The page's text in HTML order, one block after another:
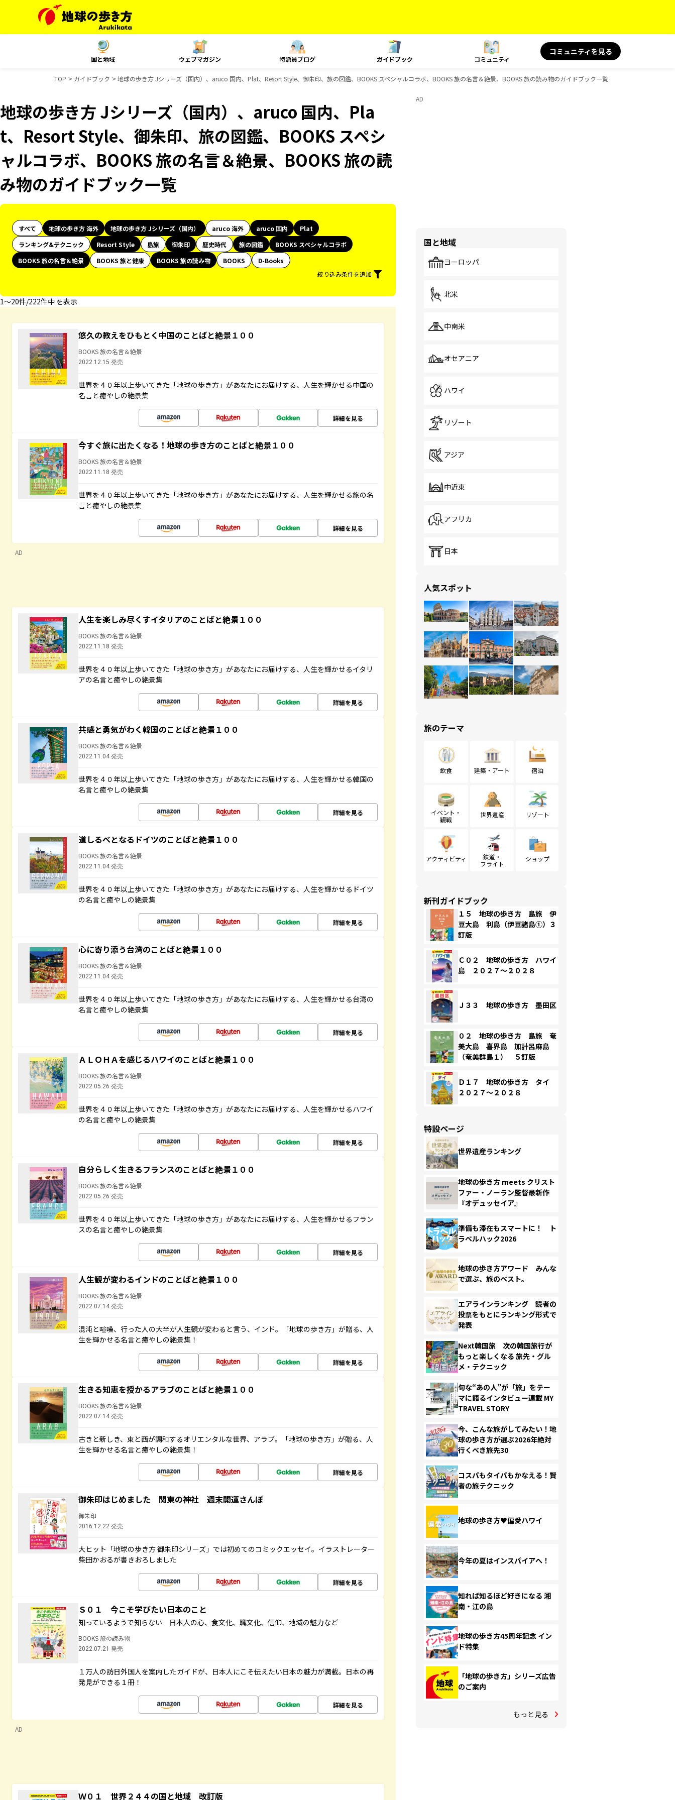
国と地域 ウェブマガジン 特派員ブログ ガイドブック コミュニティ
コミュニティを見る
TOP ガイドブック 地球の歩き方 Jシリーズ（国内）、aruco 国内、Plat、Resort Style、御朱印、旅の図鑑、BOOKS スペシャルコラボ、BOOKS 旅の名言＆絶景、BOOKS 旅の読み物のガイドブック一覧
地球の歩き方 Jシリーズ（国内）、aruco 国内、Pla
t、Resort Style、御朱印、旅の図鑑、BOOKS スペシ
ャルコラボ、BOOKS 旅の名言＆絶景、BOOKS 旅の読
み物のガイドブック一覧
すべて 地球の歩き方 海外 地球の歩き方 Jシリーズ（国内） aruco 海外 aruco 国内
Plat
ランキング&テクニック
Resort Style 島旅 御朱印 歴史時代 旅の図鑑
BOOKS スペシャルコラボ
BOOKS 旅の名言＆絶景
BOOKS 旅と健康 BOOKS 旅の読み物 BOOKS
D-Books
絞り込み条件を追加
1〜20件/222件中 を表示
悠久の教えをひもとく中国のことばと絶景１００
BOOKS 旅の名言＆絶景
2022.12.15 発売
世界を４０年以上歩いてきた「地球の歩き方」があなたにお届けする、人生を輝かせる中国の
名言と癒やしの絶景集
詳細を見る
今すぐ旅に出たくなる！地球の歩き方のことばと絶景１００
BOOKS 旅の名言＆絶景
2022.11.18 発売
世界を４０年以上歩いてきた「地球の歩き方」があなたにお届けする、人生を輝かせる旅の名
言と癒やしの絶景集
詳細を見る
AD
人生を楽しみ尽くすイタリアのことばと絶景１００
BOOKS 旅の名言＆絶景
2022.11.18 発売
世界を４０年以上歩いてきた「地球の歩き方」があなたにお届けする、人生を輝かせるイタリ
アの名言と癒やしの絶景集
詳細を見る
共感と勇気がわく韓国のことばと絶景１００
BOOKS 旅の名言＆絶景
2022.11.04 発売
世界を４０年以上歩いてきた「地球の歩き方」があなたにお届けする、人生を輝かせる韓国の
名言と癒やしの絶景集
詳細を見る
道しるべとなるドイツのことばと絶景１００
BOOKS 旅の名言＆絶景
2022.11.04 発売
世界を４０年以上歩いてきた「地球の歩き方」があなたにお届けする、人生を輝かせるドイツ
の名言と癒やしの絶景集
詳細を見る
心に寄り添う台湾のことばと絶景１００
BOOKS 旅の名言＆絶景
2022.11.04 発売
世界を４０年以上歩いてきた「地球の歩き方」があなたにお届けする、人生を輝かせる台湾の
名言と癒やしの絶景集
詳細を見る
ＡＬＯＨＡを感じるハワイのことばと絶景１００
BOOKS 旅の名言＆絶景
2022.05.26 発売
世界を４０年以上歩いてきた「地球の歩き方」があなたにお届けする、人生を輝かせるハワイ
の名言と癒やしの絶景集
詳細を見る
自分らしく生きるフランスのことばと絶景１００
BOOKS 旅の名言＆絶景
2022.05.26 発売
世界を４０年以上歩いてきた「地球の歩き方」があなたにお届けする、人生を輝かせるフラン
スの名言と癒やしの絶景集
詳細を見る
人生観が変わるインドのことばと絶景１００
BOOKS 旅の名言＆絶景
2022.07.14 発売
混沌と喧噪、行った人の大半が人生観が変わると言う、インド。「地球の歩き方」が贈る、人
生を輝かせる名言と癒やしの絶景集！
詳細を見る
生きる知恵を授かるアラブのことばと絶景１００
BOOKS 旅の名言＆絶景
2022.07.14 発売
古きと新しき、東と西が調和するオリエンタルな世界、アラブ。「地球の歩き方」が贈る、人
生を輝かせる名言と癒やしの絶景集！
詳細を見る
御朱印はじめました 関東の神社 週末開運さんぽ
御朱印
2016.12.22 発売
大ヒット「地球の歩き方 御朱印シリーズ」では初めてのコミックエッセイ。イラストレーター
柴田かおるが書きおろしました
詳細を見る
Ｓ０１ 今こそ学びたい日本のこと
知っているようで知らない 日本人の心、食文化、職文化、信仰、地域の魅力など
BOOKS 旅の読み物
2022.07.21 発売
１万人の訪日外国人を案内したガイドが、日本人にこそ伝えたい日本の魅力が満載。日本の再
発見ができる１冊！
詳細を見る
AD
Ｗ０１ 世界２４４の国と地域 改訂版
AD
国と地域
ヨーロッパ
北米
中南米
オセアニア
ハワイ
リゾート
アジア
中近東
アフリカ
日本
人気スポット
旅のテーマ
飲食 建築・アート 宿泊
イベント・
観戦
世界遺産 リゾート
アクティビティ
鉄道・
フライト
ショップ
新刊ガイドブック
１５ 地球の歩き方 島旅 伊
豆大島 利島（伊豆諸島①）３
訂版
Ｃ０２ 地球の歩き方 ハワイ
島 ２０２７～２０２８
Ｊ３３ 地球の歩き方 墨田区
０２ 地球の歩き方 島旅 奄
美大島 喜界島 加計呂麻島
（奄美群島１） ５訂版
Ｄ１７ 地球の歩き方 タイ
２０２７～２０２８
特設ページ
世界遺産ランキング
地球の歩き方 meets クリスト
ファー・ノーラン監督最新作
『オデュッセイア』
準備も滞在もスマートに！ ト
ラベルハック2026
地球の歩き方アワード みんな
で選ぶ、旅のベスト。
エアラインランキング 読者の
投票をもとにランキング形式で
発表
Next韓国旅 次の韓国旅行が
もっと楽しくなる 旅先・グル
メ・テクニック
旬な“あの人”が「旅」をテー
マに語るインタビュー連載 MY
TRAVEL STORY
今、こんな旅がしてみたい！地
球の歩き方が選ぶ2026年絶対
行くべき旅先30
コスパもタイパもかなえる！賢
者の旅テクニック
地球の歩き方♥偏愛ハワイ
今年の夏はインスパイアへ！
知れば知るほど好きになる 湘
南・江の島
地球の歩き方45周年記念 イン
ド特集
「地球の歩き方」シリーズ広告
のご案内
もっと見る